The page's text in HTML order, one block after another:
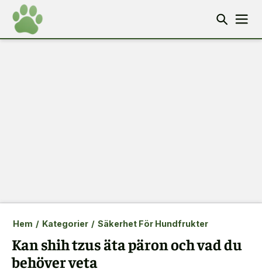
Hem / Kategorier / Säkerhet För Hundfrukter
Kan shih tzus äta päron och vad du
behöver veta